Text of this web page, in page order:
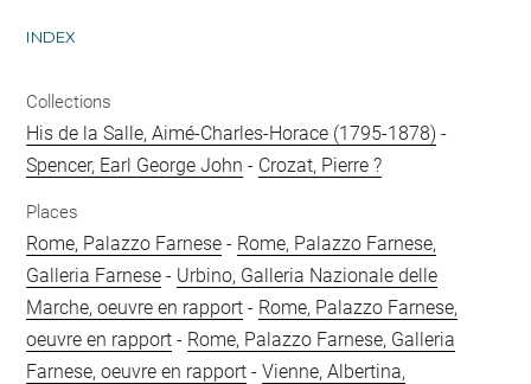
INDEX
Collections
His de la Salle, Aimé-Charles-Horace (1795-1878) -
Spencer, Earl George John - Crozat, Pierre ?
Places
Rome, Palazzo Farnese - Rome, Palazzo Farnese,
Galleria Farnese - Urbino, Galleria Nazionale delle
Marche, oeuvre en rapport - Rome, Palazzo Farnese,
oeuvre en rapport - Rome, Palazzo Farnese, Galleria
Farnese, oeuvre en rapport -Vienne, Albertina,